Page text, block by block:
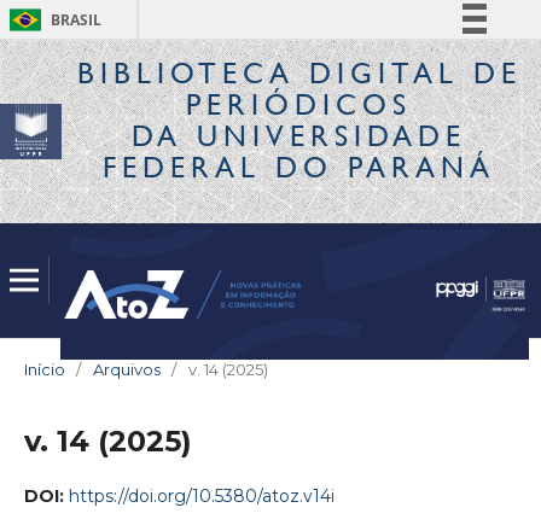
BRASIL
Simplifique!
Comunica BR
Participe
Acesso à informação
Legislação
BIBLIOTECA DIGITALDE
PERIÓDICOS
DA UNIVERSIDADE
FEDERAL DO PARANÁ
Início / Arquivos / v. 14 (2025)
v. 14 (2025)
DOI: https://doi.org/10.5380/atoz.v14i